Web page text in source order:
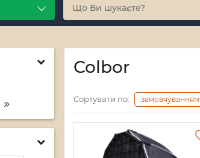
Colbor
Сортувати по: замовчуванням